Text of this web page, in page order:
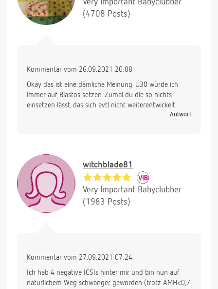
Very Important Babyclubber
(4708 Posts)
Kommentar vom 26.09.2021 20:08
Okay das ist eine dämliche Meinung. Ü30 würde ich
immer auf Blastos setzen. Zumal du die so nichts
einsetzen lässt, das sich evtl nicht weiterentwickelt.
Antwort
witchblade81
Very Important Babyclubber
(1983 Posts)
Kommentar vom 27.09.2021 07:24
Ich hab 4 negative ICSIs hinter mir und bin nun auf
natürlichem Weg schwanger geworden (trotz AMH<0,7